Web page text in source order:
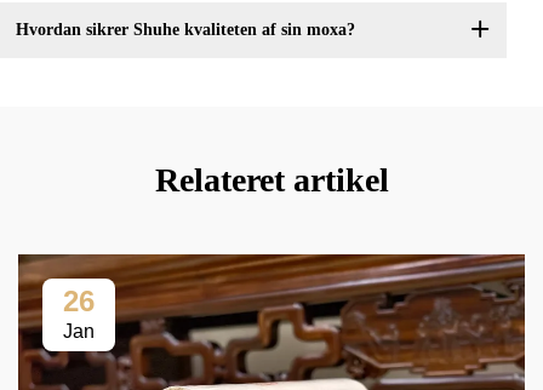
Hvordan sikrer Shuhe kvaliteten af sin moxa?
Relateret artikel
26
Jan